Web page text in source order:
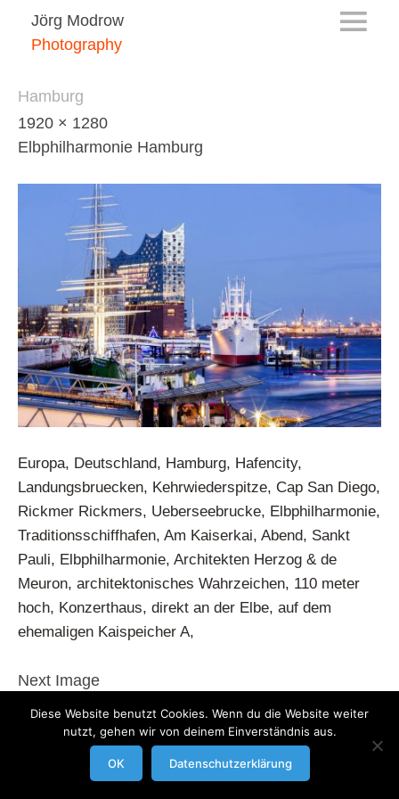
Jörg Modrow
Photography
Hamburg
1920 × 1280
Elbphilharmonie Hamburg
Europa, Deutschland, Hamburg, Hafencity,
Landungsbruecken, Kehrwiederspitze, Cap San Diego,
Rickmer Rickmers, Ueberseebrucke, Elbphilharmonie,
Traditionsschiffhafen, Am Kaiserkai, Abend, Sankt
Pauli, Elbphilharmonie, Architekten Herzog & de
Meuron, architektonisches Wahrzeichen, 110 meter
hoch, Konzerthaus, direkt an der Elbe, auf dem
ehemaligen Kaispeicher A,
Next Image
modrowgrafie.de © 2023 |AGB|Impressum/Datenschutzerklaerung
Diese Website benutzt Cookies. Wenn du die Website weiter
nutzt, gehen wir von deinem Einverständnis aus.
OK Datenschutzerklärung